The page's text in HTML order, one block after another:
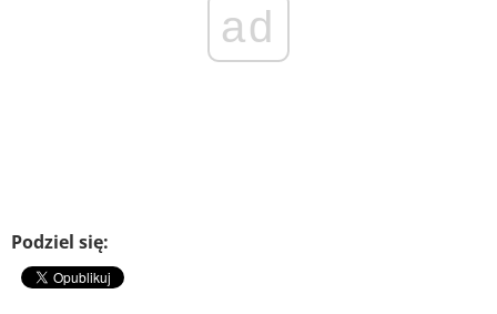
ad
Podziel się: